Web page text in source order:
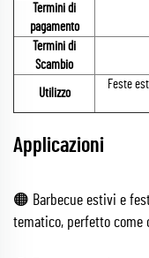
Termini di
pagamento
Termini di
Scambio
Utilizzo
Feste
Applicazioni
🟠 Barbecue estivi e
tematico, perfetto come